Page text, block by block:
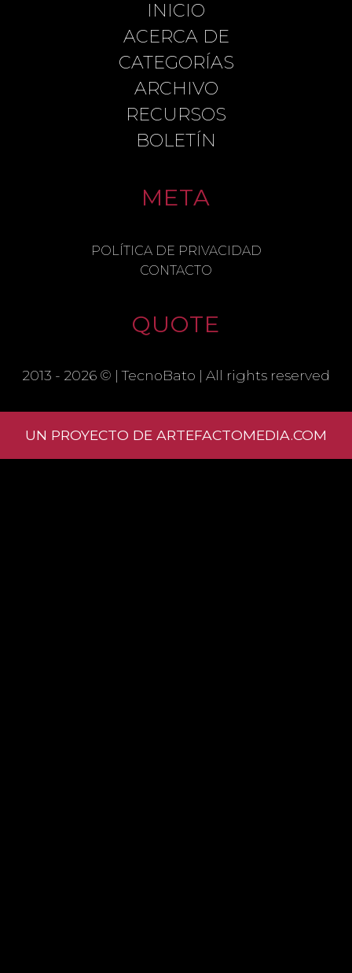
INICIO
ACERCA DE
CATEGORÍAS
ARCHIVO
RECURSOS
BOLETÍN
META
POLÍTICA DE PRIVACIDAD
CONTACTO
QUOTE
2013 - 2026 © |TecnoBato | All rights reserved
UN PROYECTO DE ARTEFACTOMEDIA.COM